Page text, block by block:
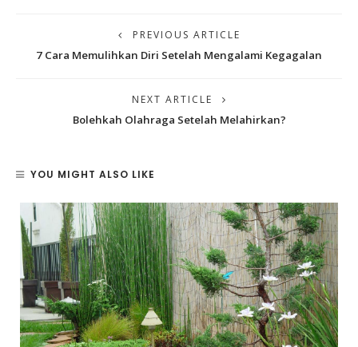
PREVIOUS ARTICLE
7 Cara Memulihkan Diri Setelah Mengalami Kegagalan
NEXT ARTICLE
Bolehkah Olahraga Setelah Melahirkan?
YOU MIGHT ALSO LIKE